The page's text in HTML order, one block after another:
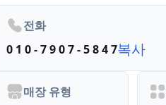
전화
0 1 0 - 7 9 0 7 - 5 8 4 7복사
매장 유형